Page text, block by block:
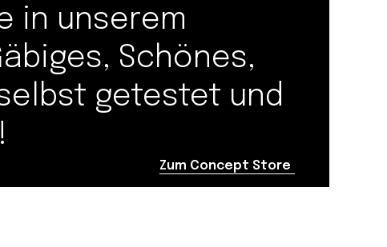
in unserem
Schönes,
getestet und
Zum Concept Store